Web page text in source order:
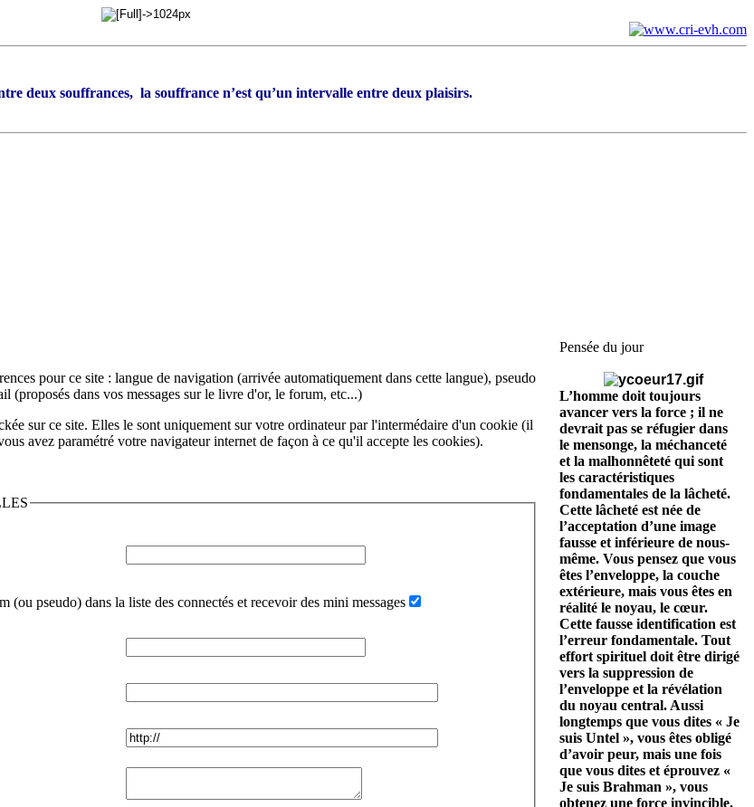
deux souffrances, la souffrance n’est qu’un intervalle entre deux plaisirs.
pour ce site : langue de navigation (arrivée automatiquement dans cette langue), pseudo
(proposés dans vos messages sur le livre d'or, le forum, etc...)
sur ce site. Elles le sont uniquement sur votre ordinateur par l'intermédaire d'un cookie (il
avez paramétré votre navigateur internet de façon à ce qu'il accepte les cookies).
(ou pseudo) dans la liste des connectés et recevoir des mini messages
Pensée du jour
L’homme doit toujours
avancer vers la force ; il ne
devrait pas se réfugier dans
le mensonge, la méchanceté
et la malhonnêteté qui sont
les caractéristiques
fondamentales de la lâcheté.
Cette lâcheté est née de
l’acceptation d’une image
fausse et inférieure de nous-
même. Vous pensez que vous
êtes l’enveloppe, la couche
extérieure, mais vous êtes en
réalité le noyau, le cœur.
Cette fausse identification est
l’erreur fondamentale. Tout
effort spirituel doit être dirigé
vers la suppression de
l’enveloppe et la révélation
du noyau central. Aussi
longtemps que vous dites « Je
suis Untel », vous êtes obligé
d’avoir peur, mais une fois
que vous dites et éprouvez «
Je suis Brahman », vous
obtenez une force invincible.